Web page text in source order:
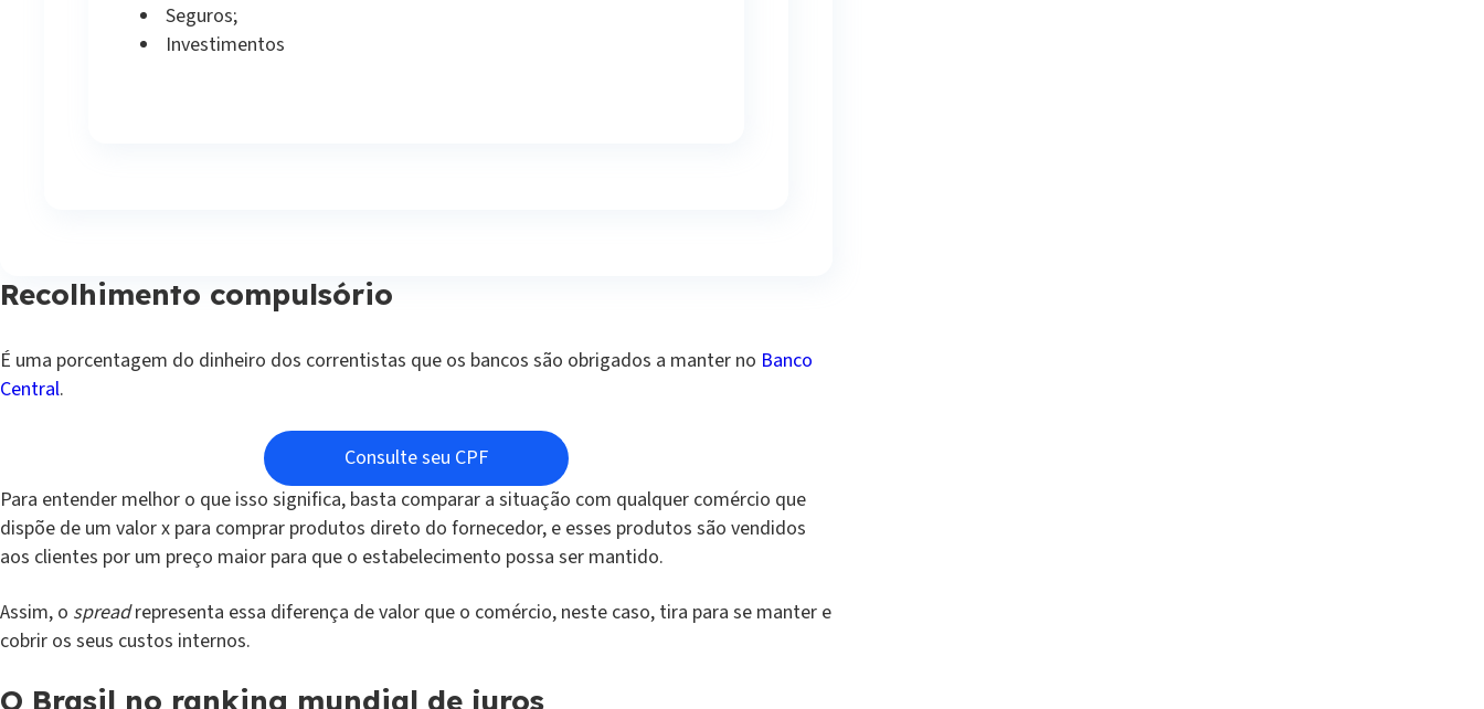
Seguros;
Investimentos
Recolhimento compulsório
É uma porcentagem do dinheiro dos correntistas que os bancos são obrigados a manter no Banco
Central.
Consulte seu CPF
Para entender melhor o que isso significa, basta comparar a situação com qualquer comércio que
dispõe de um valor x para comprar produtos direto do fornecedor, e esses produtos são vendidos
aos clientes por um preço maior para que o estabelecimento possa ser mantido.
Assim, o spreadrepresenta essa diferença de valor que o comércio, neste caso, tira para se manter e
cobrir os seus custos internos.
O Brasil no ranking mundial de juros